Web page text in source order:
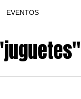
EVENTOS